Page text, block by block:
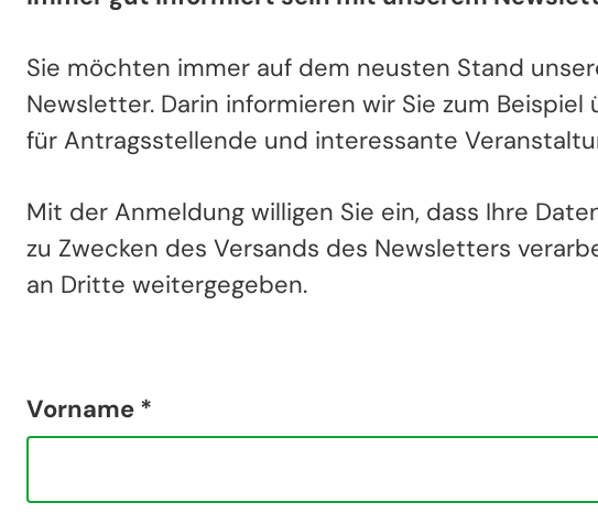
Sie möchten immer auf dem neusten Stand
Newsletter. Darin informieren wir Sie zum
für Antragsstellende und interessante
Mit der Anmeldung willigen Sie ein, dass Ihre
zu Zwecken des Versands des Newsletters
an Dritte weitergegeben.
Vorname *